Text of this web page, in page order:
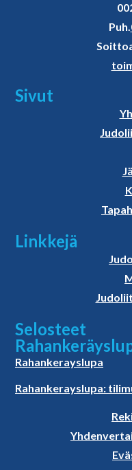
Puh.
Sivut
Linkkejä
Selosteet
Rahankerayslupa
Rahankerayslupa: